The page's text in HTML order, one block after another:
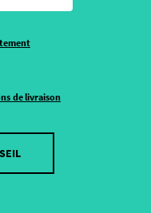
de livraison